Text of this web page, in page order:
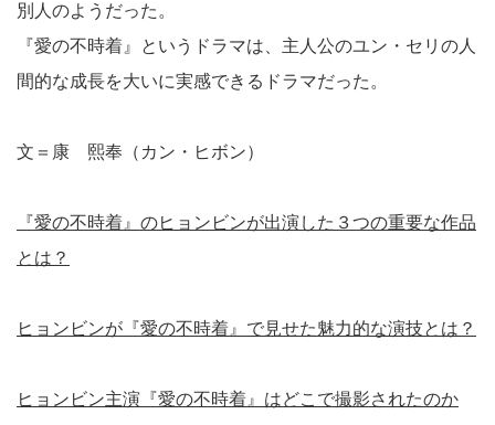
別人のようだった。
『愛の不時着』というドラマは、主人公のユン・セリの人
間的な成長を大いに実感できるドラマだった。
文＝康 熙奉（カン・ヒボン）
『愛の不時着』のヒョンビンが出演した３つの重要な作品
とは？
ヒョンビンが『愛の不時着』で見せた魅力的な演技とは？
ヒョンビン主演『愛の不時着』はどこで撮影されたのか